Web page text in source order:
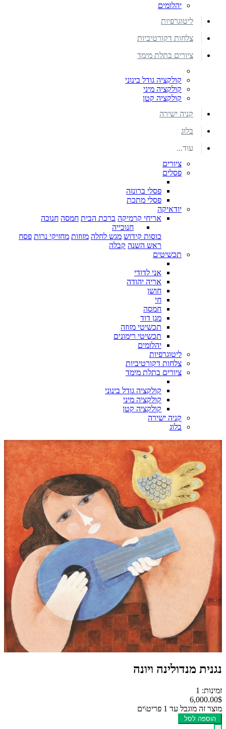
יהלומים
ליטוגרפיות
צלחות דקורטיביות
ציורים בתלת מימד
קולקציה גודל בינוני
קולקציה מיני
קולקציה קטן
קניה ישירה
בלוג
עוד...
ציורים
פסלים
פסלי ברונזה
פסלי מתכת
יודאיקה
אריחי קרמיקה ברכת הבית חמסה חנוכה
חנוכייה
כוסות קידוש מגש לחלה מזוזות מחזיקי נרות פסח
ראש השנה קבלה
תכשיטים
אני לדודי
אריה יהודה
חושן
חי
חמסה
מגן דוד
תכשיטי מזוזה
תכשיטי רימונים
יהלומים
ליטוגרפיות
צלחות דקורטיביות
ציורים בתלת מימד
קולקציה גודל בינוני
קולקציה מיני
קולקציה קטן
קניה ישירה
בלוג
נגנית מנדולינה ויונה
זמינות: 1
6,000.00$
מוצר זה מוגבל עד 1 פריט\ים
הוספה לסל